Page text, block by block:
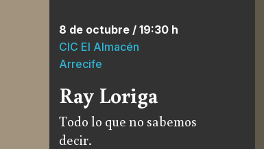
8 de octubre / 19:30 h
CIC El Almacén
Arrecife
Ray Loriga
Todo lo que no sabemos
decir.